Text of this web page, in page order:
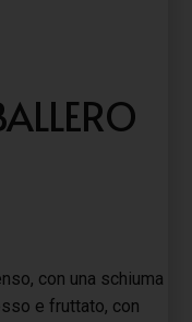
con una schiuma
e fruttato, con